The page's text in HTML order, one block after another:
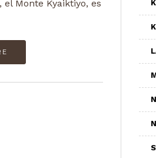
Monte Kyaiktiyo, es